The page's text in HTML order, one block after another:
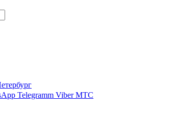
Telegramm Viber МТС